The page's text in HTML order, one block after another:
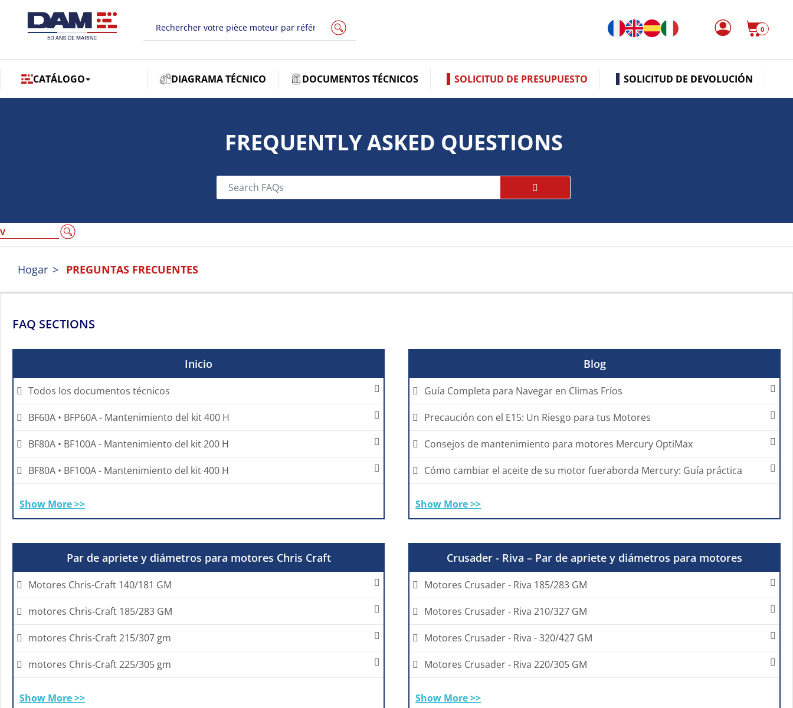
0
CATÁLOGO DIAGRAMA TÉCNICO DOCUMENTOS TÉCNICOS SOLICITUD DE PRESUPUESTO SOLICITUD DE DEVOLUCIÓN
FREQUENTLY ASKED QUESTIONS
VOLVO PENT
Hogar PREGUNTAS FRECUENTES
FAQ SECTIONS
Inicio
Todos los documentos técnicos
BF60A • BFP60A - Mantenimiento del kit 400 H
BF80A • BF100A - Mantenimiento del kit 200 H
BF80A • BF100A - Mantenimiento del kit 400 H
Show More >>
Blog
Guía Completa para Navegar en Climas Fríos
Precaución con el E15: Un Riesgo para tus Motores
Consejos de mantenimiento para motores Mercury OptiMax
Cómo cambiar el aceite de su motor fueraborda Mercury: Guía práctica
Show More >>
Par de apriete y diámetros para motores Chris Craft
Motores Chris-Craft 140/181 GM
motores Chris-Craft 185/283 GM
motores Chris-Craft 215/307 gm
motores Chris-Craft 225/305 gm
Show More >>
Crusader - Riva – Par de apriete y diámetros para motores
Motores Crusader - Riva 185/283 GM
Motores Crusader - Riva 210/327 GM
Motores Crusader - Riva - 320/427 GM
Motores Crusader - Riva 220/305 GM
Show More >>